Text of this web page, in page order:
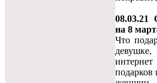
08.03.21
на 8
Что
подарков